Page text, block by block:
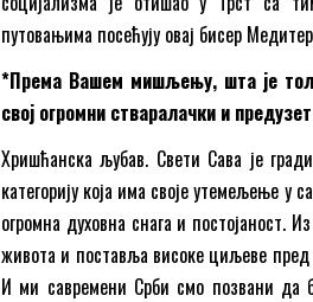
путовањима посећују овај бисер
*Према Вашем мишљењу, шта је
свој огромни стваралачки и
Хришћанска љубав. Свети Сава је
категорију која има своје утемељење у
огромна духовна снага и постојаност.
живота и поставља високе циљеве
И ми савремени Срби смо позвани да